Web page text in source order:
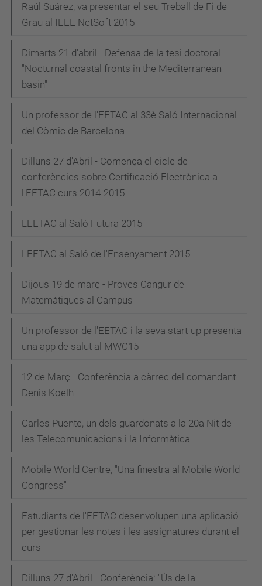
Raúl Suárez, va presentar el seu Treball de Fi de
Grau al IEEE NetSoft 2015
Dimarts 21 d'abril - Defensa de la tesi doctoral
"Nocturnal coastal fronts in the Mediterranean
basin"
Un professor de l'EETAC al 33è Saló Internacional
del Còmic de Barcelona
Dilluns 27 d'Abril - Comença el cicle de
conferències sobre Certificació Electrònica a
l'EETAC curs 2014-2015
L'EETAC al Saló Futura 2015
L'EETAC al Saló de l'Ensenyament 2015
Dijous 19 de març - Proves Cangur de
Matemàtiques al Campus
Un professor de l'EETAC i la seva start-up presenta
una app de salut al MWC15
12 de Març - Conferència a càrrec del comandant
Denis Koelh
Carles Puente, un dels guardonats a la 20a Nit de
les Telecomunicacions i la Informàtica
Mobile World Centre, "Una finestra al Mobile World
Congress"
Estudiants de l'EETAC desenvolupen una aplicació
per gestionar les notes i les assignatures durant el
curs
Dilluns 27 d'Abril - Conferència: "Ús de la